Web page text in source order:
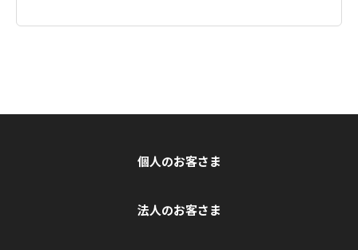
個人のお客さま
法人のお客さま